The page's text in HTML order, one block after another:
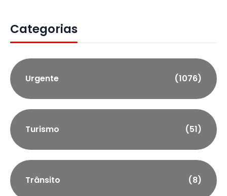
Categorias
Urgente (1076)
Turismo (51)
Trânsito (8)